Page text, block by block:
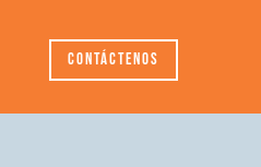
Contáctenos